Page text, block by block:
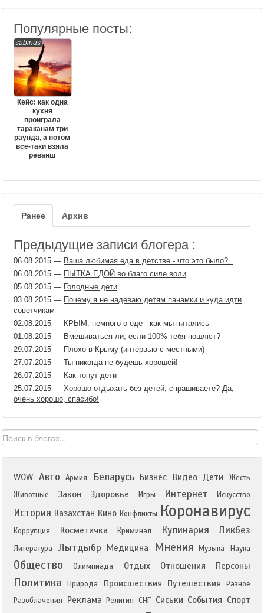
Популярные посты:
sabinus
Кейс: как одна
кухня
проиграла
тараканам три
раунда, а потом
всё-таки взяла
реванш
Ранее Архив
Предыдущие записи блогера :
06.08.2015 — Ваша любимая еда в детстве - что это было?..
06.08.2015 — ПЫТКА ЕДОЙ во благо силе воли
05.08.2015 — Голодные дети
03.08.2015 — Почему я не надеваю детям панамки и куда идти
советчикам
02.08.2015 — КРЫМ: немного о еде - как мы питались
01.08.2015 — Вмешиваться ли, если 100% тебя пошлют?
29.07.2015 — Плохо в Крыму (интервью с местными)
27.07.2015 — Ты никогда не будешь хорошей!
26.07.2015 — Как тонут дети
25.07.2015 — Хорошо отдыхать без детей, спрашиваете? Да,
очень хорошо, спасибо!
WOW Авто Армия Беларусь Бизнес Видео Дети
Жесть
Животные
Закон Здоровье Игры Интернет Искусство
История Казахстан Кино Конфликты Коронавирус
Коррупция Косметичка Криминал Кулинария Ликбез
Литература Лытдыбр Медицина Мнения Музыка Наука
Общество Олимпиада Отдых Отношения Персоны
Политика Природа Происшествия Путешествия
Разное
Разоблачения
Реклама Религия СНГ Сиськи События Спорт